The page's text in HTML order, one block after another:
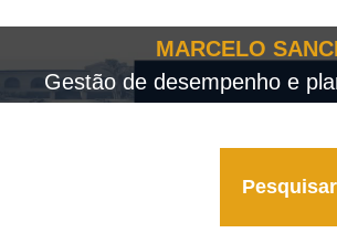
MARCELO
Gestão de desempenho e